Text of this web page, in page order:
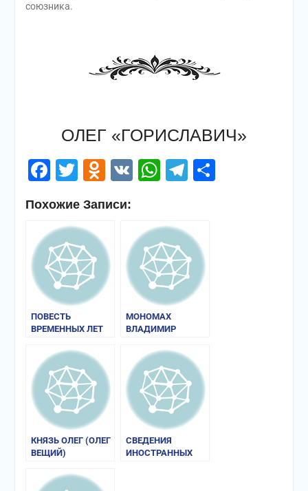
союзника.
ОЛЕГ «ГОРИСЛАВИЧ»
Facebook
Twitter
Odnoklassniki
VKWhatsApp
Telegram
Похожие Записи:
ПОВЕСТЬ
ВРЕМЕННЫХ ЛЕТ
МОНОМАХ
ВЛАДИМИР
КНЯЗЬ ОЛЕГ (ОЛЕГ
ВЕЩИЙ)
СВЕДЕНИЯ
ИНОСТРАННЫХ